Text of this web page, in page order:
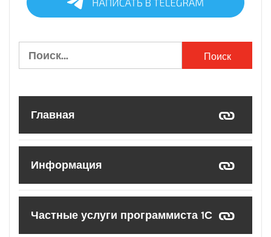
Найти:
Главная
Информация
Частные услуги программиста 1С